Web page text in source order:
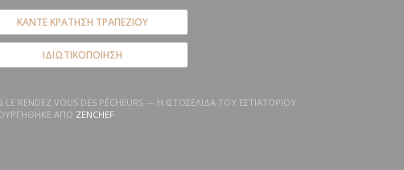
ΚΆΝΤΕ ΚΡΆΤΗΣΗ ΤΡΑΠΕΖΙΟΎ
ΙΔΙΩΤΙΚΟΠΟΊΗΣΗ
LE RENDEZ VOUS DES PÊCHEURS — Η ΙΣΤΟΣΕΛΊΔΑ ΤΟΥ ΕΣΤΙΑΤΟΡΊΟΥ
ΑΠΌ ZENCHEF((ΑΝΟΊΓΕΙ ΣΕ ΝΈΟ ΠΑΡΆΘΥΡΟ))